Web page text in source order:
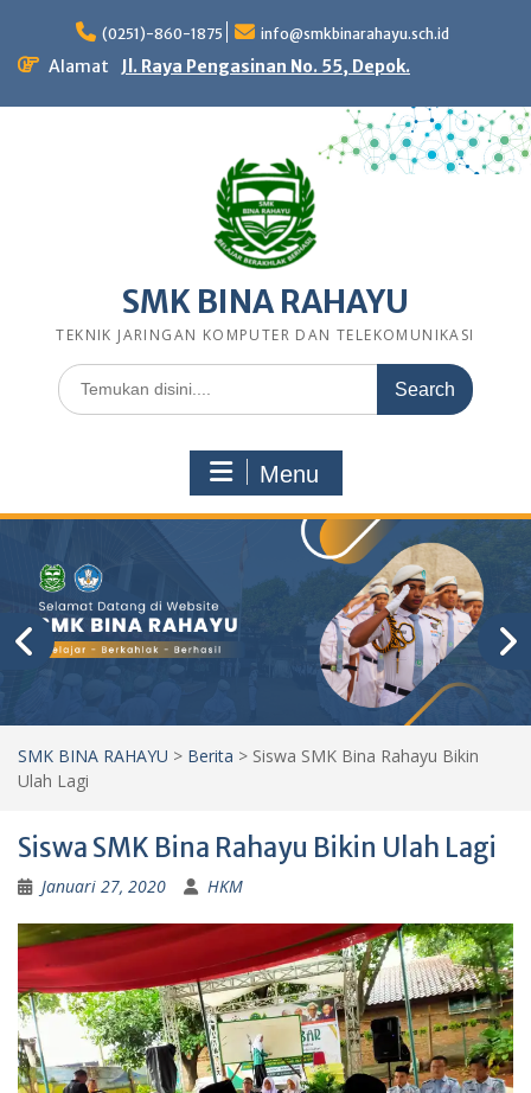
content
(0251)-860-1875 info@smkbinarahayu.sch.id
Alamat Jl. Raya Pengasinan No. 55, Depok.
SMK BINA RAHAYU
TEKNIK JARINGAN KOMPUTER DAN TELEKOMUNIKASI
Search
for:
Menu
SMK BINA RAHAYU > Berita > Siswa SMK Bina Rahayu Bikin
Ulah Lagi
Siswa SMK Bina Rahayu Bikin Ulah Lagi
Januari 27, 2020 HKM